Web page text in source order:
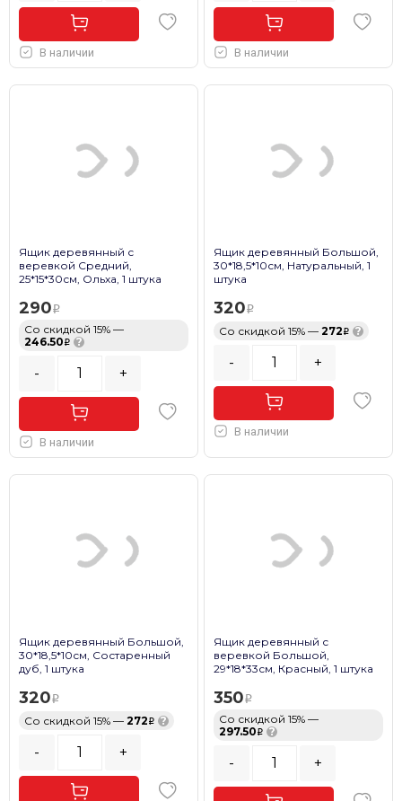
В наличии В наличии
Ящик деревянный с
веревкой Средний,
25*15*30см, Ольха, 1 штука
290
Со скидкой 15% —
246.50
?
- +
В наличии
Ящик деревянный Большой,
30*18,5*10см, Натуральный, 1
штука
320
Со скидкой 15% — 272 ?
- +
В наличии
Ящик деревянный Большой,
30*18,5*10см, Состаренный
дуб, 1 штука
320
Со скидкой 15% — 272 ?
- +
Ящик деревянный с
веревкой Большой,
29*18*33см, Красный, 1 штука
350
Со скидкой 15% —
297.50
?
- +